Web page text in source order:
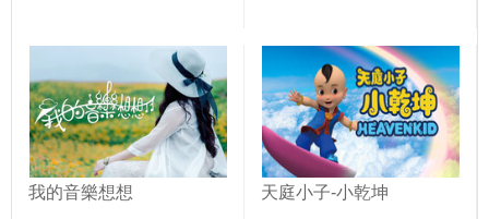
我的音樂想想 天庭小子-小乾坤